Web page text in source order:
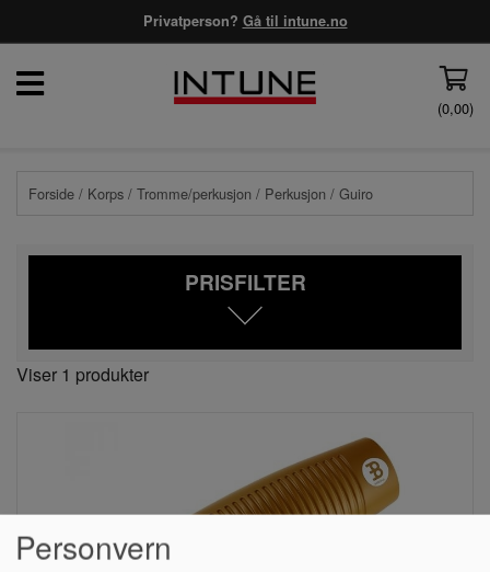
Privatperson? Gå til intune.no
(0,00)
Forside / Korps / Tromme/perkusjon / Perkusjon / Guiro
PRISFILTER
Viser 1 produkter
Personvern